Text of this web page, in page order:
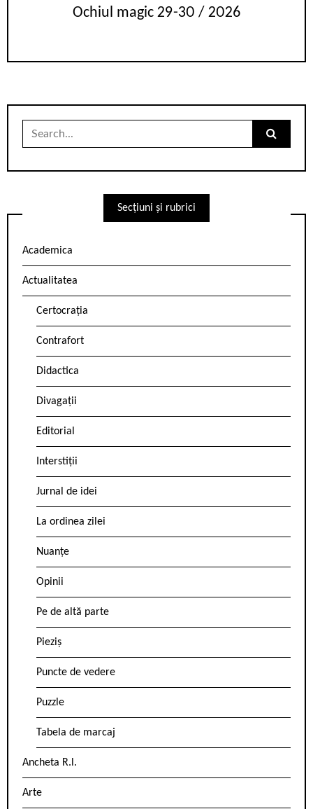
Ochiul magic 29-30 / 2026
Search
Secțiuni și rubrici
Academica
Actualitatea
Certocrația
Contrafort
Didactica
Divagații
Editorial
Interstiții
Jurnal de idei
La ordinea zilei
Nuanțe
Opinii
Pe de altă parte
Pieziș
Puncte de vedere
Puzzle
Tabela de marcaj
Ancheta R.l.
Arte